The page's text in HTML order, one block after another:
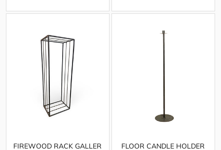
FIREWOOD RACK GALLER
FLOOR CANDLE HOLDER